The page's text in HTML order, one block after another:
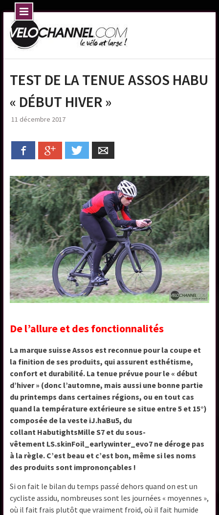
Skip
to
content
TEST DE LA TENUE ASSOS HABU
« DÉBUT HIVER »
11 décembre 2017
Facebook Google+ Twitter
De l’allure et des fonctionnalités
La marque suisse Assos est reconnue pour la coupe et
la finition de ses produits, qui assurent esthétisme,
confort et durabilité. La tenue prévue pour le « début
d’hiver » (donc l’automne, mais aussi une bonne partie
du printemps dans certaines régions, ou en tout cas
quand la température extérieure se situe entre 5 et 15°)
composée de la veste iJ.haBu5, du
collant HabutightsMille S7 et du sous-
vêtement LS.skinFoil_earlywinter_evo7 ne déroge pas
à la règle. C’est beau et c’est bon, même si les noms
des produits sont imprononçables !
Si on fait le bilan du temps passé dehors quand on est un
cycliste assidu, nombreuses sont les journées « moyennes »,
où il fait frais plutôt que vraiment froid, où il fait humide